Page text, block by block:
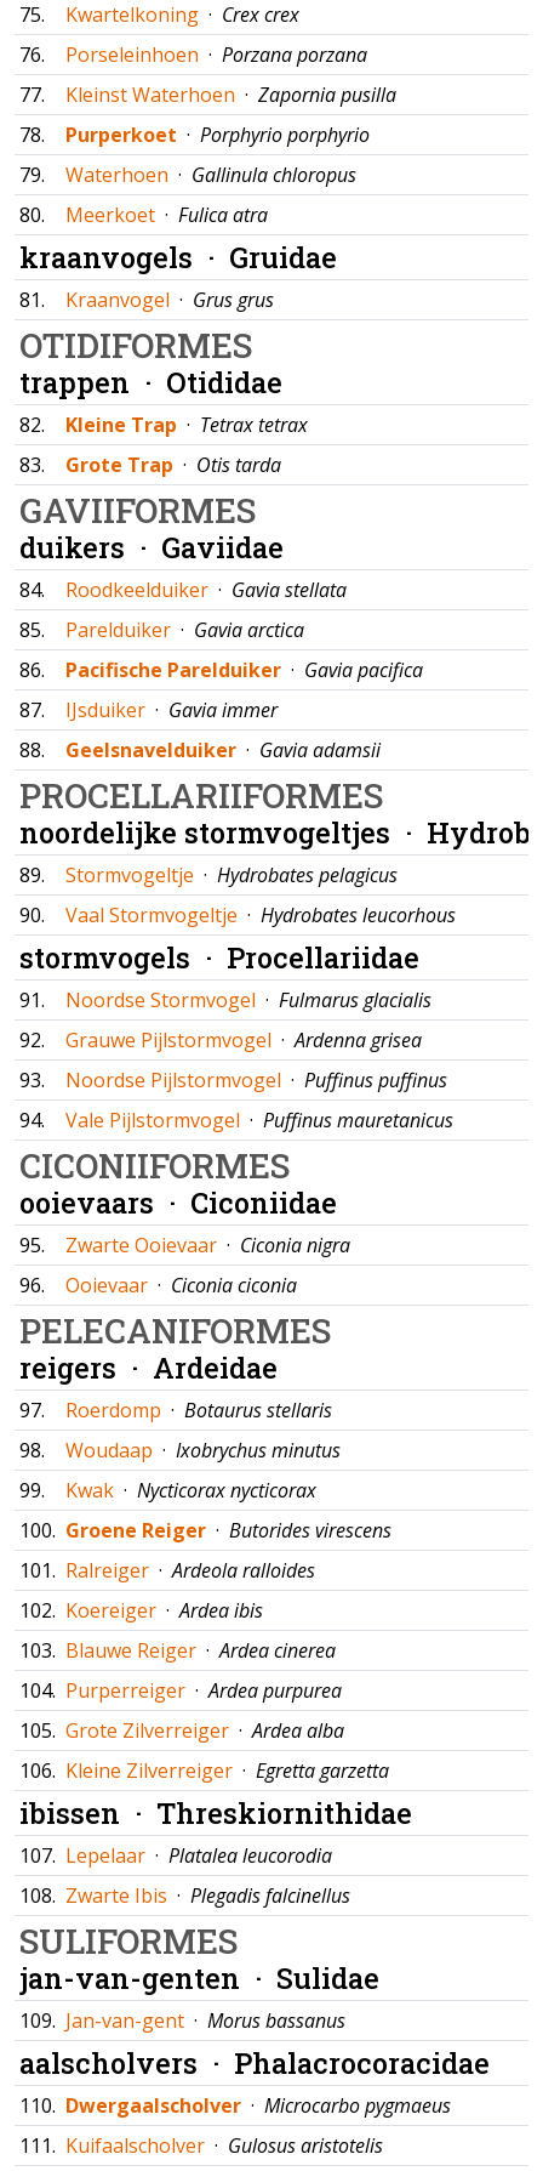
75. Kwartelkoning · Crex crex
76.
Porseleinhoen · Porzana porzana
77.
Kleinst Waterhoen · Zapornia pusilla
78.
Purperkoet · Porphyrio porphyrio
79.
Waterhoen · Gallinula chloropus
80.
Meerkoet · Fulica atra
kraanvogels · Gruidae
81. Kraanvogel · Grus grus
OTIDIFORMES
trappen · Otididae
82. Kleine Trap · Tetrax tetrax
83.
Grote Trap · Otis tarda
GAVIIFORMES
duikers · Gaviidae
84. Roodkeelduiker · Gavia stellata
85.
Parelduiker · Gavia arctica
86.
Pacifische Parelduiker · Gavia pacifica
87.
IJsduiker · Gavia immer
88.
Geelsnavelduiker · Gavia adamsii
PROCELLARIIFORMES
noordelijke stormvogeltjes ·
89. Stormvogeltje · Hydrobates pelagicus
90.
Vaal Stormvogeltje · Hydrobates leucorhous
stormvogels · Procellariidae
91. Noordse Stormvogel · Fulmarus glacialis
92.
Grauwe Pijlstormvogel ·Ardenna grisea
93.
Noordse Pijlstormvogel · Puffinus puffinus
94.
Vale Pijlstormvogel · Puffinus mauretanicus
CICONIIFORMES
ooievaars · Ciconiidae
95. Zwarte Ooievaar · Ciconia nigra
96.
Ooievaar · Ciconia ciconia
PELECANIFORMES
reigers · Ardeidae
97. Roerdomp · Botaurus stellaris
98.
Woudaap · Ixobrychus minutus
99.
Kwak · Nycticorax nycticorax
100. Groene Reiger · Butorides virescens
101. Ralreiger ·Ardeola ralloides
102. Koereiger ·Ardea ibis
103. Blauwe Reiger ·Ardea cinerea
104. Purperreiger ·Ardea purpurea
105. Grote Zilverreiger ·Ardea alba
106. Kleine Zilverreiger · Egretta garzetta
ibissen · Threskiornithidae
107. Lepelaar · Platalea leucorodia
108. Zwarte Ibis · Plegadis falcinellus
SULIFORMES
jan-van-genten · Sulidae
109. Jan-van-gent · Morus bassanus
aalscholvers · Phalacrocoracidae
110. Dwergaalscholver · Microcarbo pygmaeus
111. Kuifaalscholver · Gulosus aristotelis